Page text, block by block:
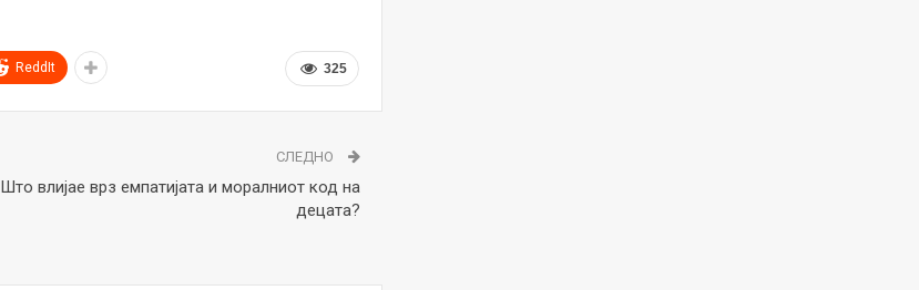
325
ReddIt
СЛЕДНО
Што влијае врз емпатијата и моралниот код на
децата?